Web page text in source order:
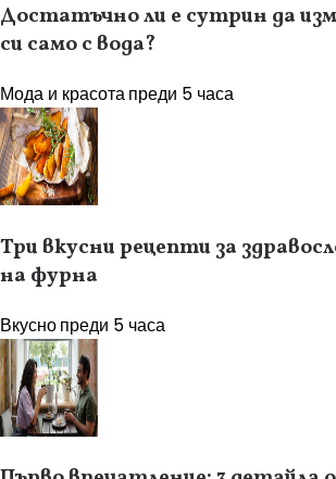
Достатъчно ли е сутрин да
си само с вода?
Мода и красотапреди 5 часа
Три вкусни рецепти за
на фурна
Вкуснопреди 5 часа